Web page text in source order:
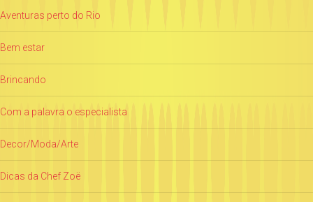
Aventuras perto do Rio
Bem estar
Brincando
Com a palavra o especialista
Decor/Moda/Arte
Dicas da Chef Zoë